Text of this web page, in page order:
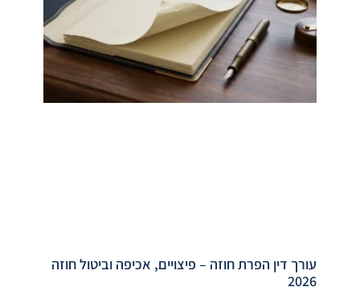
עורך דין הפרת חוזה – פיצויים, אכיפה וביטול חוזה
2026